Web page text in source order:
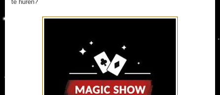
te huren?